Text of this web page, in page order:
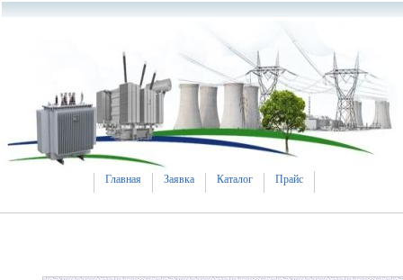
Главная Заявка Каталог Прайс